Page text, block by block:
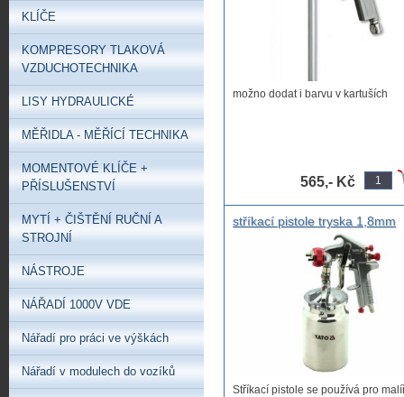
možno dodat i barvu v kartuších
565,- Kč
stříkací pistole tryska 1,8mm
spodní nádoba 1L, Pistole na
lakování s nádrží 1,0l 1,8mm
Stříkací pistole se používá pro
KLÍČE
KOMPRESORY TLAKOVÁ
VZDUCHOTECHNIKA
LISY HYDRAULICKÉ
MĚŘIDLA - MĚŘÍCÍ TECHNIKA
MOMENTOVÉ KLÍČE +
PŘÍSLUŠENSTVÍ
MYTÍ + ČIŠTĚNÍ RUČNÍ A
STROJNÍ
NÁSTROJE
NÁŘADÍ 1000V VDE
Nářadí pro práci ve výškách
Nářadí v modulech do vozíků